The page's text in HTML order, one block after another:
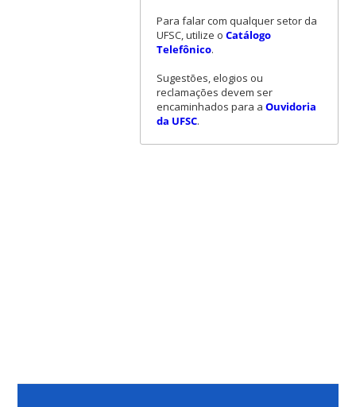
Para falar com qualquer setor da
UFSC, utilize o Catálogo
Telefônico.
Sugestões, elogios ou
reclamações devem ser
encaminhados para a Ouvidoria
da UFSC.